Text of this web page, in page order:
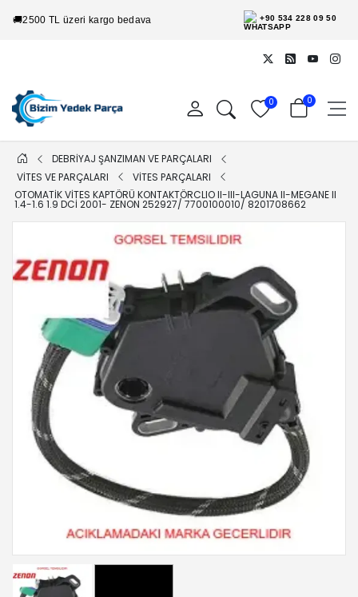
🚚2500 TL üzeri kargo bedava +90 534 228 09 50
0 0
DEBRİYAJ ŞANZIMAN VE PARÇALARI
VİTES VE PARÇALARI
VİTES PARÇALARI
OTOMATIK VITES KAPTÖRÜ KONTAKTÖRCLIO II-III-LAGUNA II-MEGANE II
1.4-1.6 1.9 DCI 2001- ZENON 252927/ 7700100010/ 8201708662